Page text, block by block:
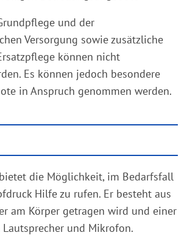
und der
Versorgung sowie zusätzliche
können nicht
Es können jedoch besondere
in Anspruch genommen werden.
die Möglichkeit, im Bedarfsfall
Hilfe zu rufen. Er besteht aus
am Körper getragen wird und einer
und Mikrofon.